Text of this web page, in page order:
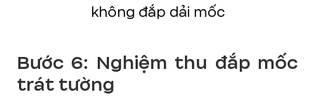
không đắp dải mốc
Bước 6: Nghiệm thu đắp mốc
trát tường